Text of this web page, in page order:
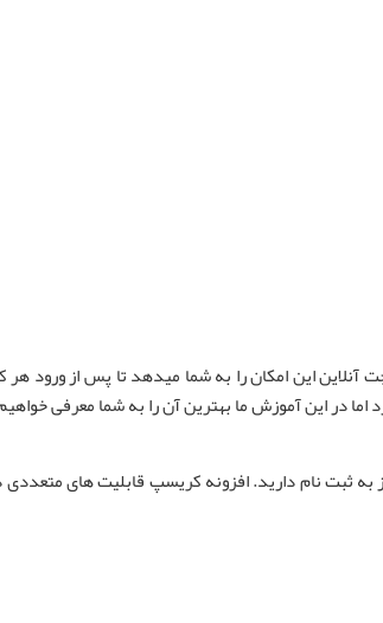
این امکان را به شما میدهد تا پس از ورود هر
اما در این آموزش ما بهترین آن را به شما معرفی
به ثبت نام دارید. افزونه کریسپ قابلیت های متعددی